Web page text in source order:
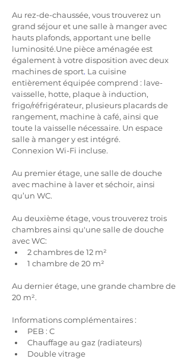
Au rez-de-chaussée, vous trouverez un
grand séjour et une salle à manger avec
hauts plafonds, apportant une belle
luminosité.Une pièce aménagée est
également à votre disposition avec deux
machines de sport. La cuisine
entièrement équipée comprend : lave-
vaisselle, hotte, plaque à induction,
frigo/réfrigérateur, plusieurs placards de
rangement, machine à café, ainsi que
toute la vaisselle nécessaire. Un espace
salle à manger y est intégré.
Connexion Wi-Fi incluse.
Au premier étage, une salle de douche
avec machine à laver et séchoir, ainsi
qu’un WC.
Au deuxième étage, vous trouverez trois
chambres ainsi qu'une salle de douche
avec WC:
2 chambres de 12 m²
1 chambre de 20 m²
Au dernier étage, une grande chambre de
20 m².
Informations complémentaires :
PEB : C
Chauffage au gaz (radiateurs)
Double vitrage